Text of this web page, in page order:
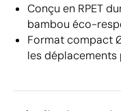
Conçu en RPET
bambou éco-
Format compact
les